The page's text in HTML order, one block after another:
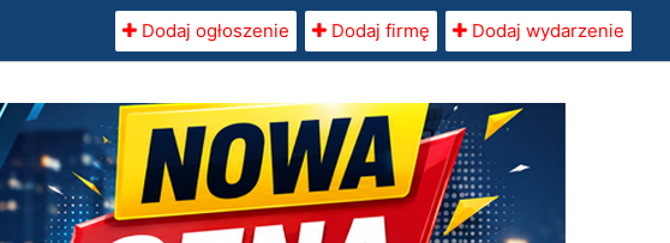
Dodaj ogłoszenie Dodaj firmę Dodaj wydarzenie